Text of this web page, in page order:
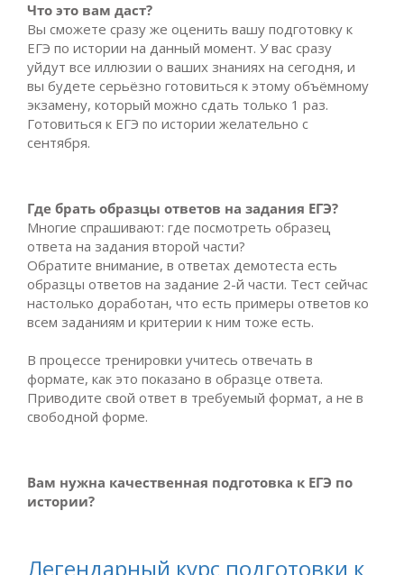
Что это вам даст?
Вы сможете сразу же оценить вашу подготовку к
ЕГЭ по истории на данный момент. У вас сразу
уйдут все иллюзии о ваших знаниях на сегодня, и
вы будете серьёзно готовиться к этому объёмному
экзамену, который можно сдать только 1 раз.
Готовиться к ЕГЭ по истории желательно с
сентября.
Где брать образцы ответов на задания ЕГЭ?
Многие спрашивают: где посмотреть образец
ответа на задания второй части?
Обратите внимание, в ответах демотеста есть
образцы ответов на задание 2-й части. Тест сейчас
настолько доработан, что есть примеры ответов ко
всем заданиям и критерии к ним тоже есть.
В процессе тренировки учитесь отвечать в
формате, как это показано в образце ответа.
Приводите свой ответ в требуемый формат, а не в
свободной форме.
Вам нужна качественная подготовка к ЕГЭ по
истории?
Легендарный курс подготовки к